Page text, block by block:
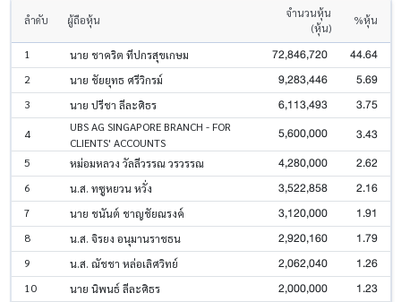
ลำดับ ผู้ถือหุ้น
จำนวนหุ้น
(หุ้น)
%หุ้น
1 นาย ชาคริต ทีปกรสุขเกษม 72,846,720 44.64
2 นาย ชัยยุทธ ศรีวิกรม์ 9,283,446 5.69
3 นาย ปรีชา ลีละศิธร 6,113,493 3.75
4
UBS AG SINGAPORE BRANCH - FOR
CLIENTS' ACCOUNTS
5,600,000 3.43
5 หม่อมหลวง วัลลีวรรณ วรวรรณ 4,280,000 2.62
6 น.ส. ทซูหยวน หวั่ง 3,522,858 2.16
7 นาย ชนันต์ ชาญชัยณรงค์ 3,120,000 1.91
8 น.ส. จิรยง อนุมานราชธน 2,920,160 1.79
9 น.ส. ณัชชา หล่อเลิศวิทย์ 2,062,040 1.26
10 นาย นิพนธ์ ลีละศิธร 2,000,000 1.23